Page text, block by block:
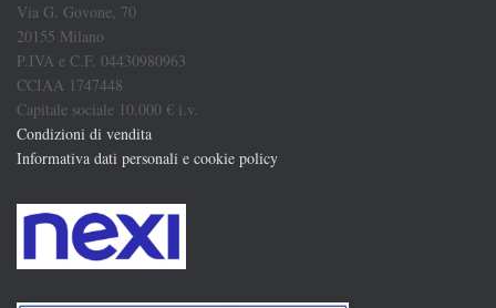
Via G. Govone, 70
20155 Milano
P.IVA e C.F. 04430980963
CCIAA 1747448
Capitale sociale 10.000 € i.v.
Condizioni di vendita
Informativa dati personali e cookie policy